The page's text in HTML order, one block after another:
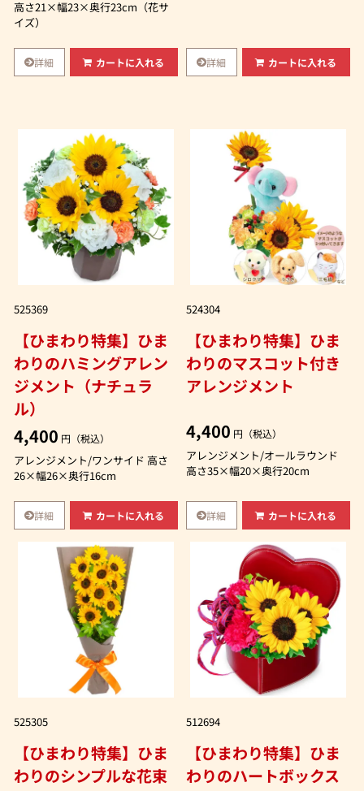
高さ21×幅23×奥行23cm（花サ
イズ）
詳細 カートに入れる 詳細 カートに入れる
525369
【ひまわり特集】ひま
わりのハミングアレン
ジメント（ナチュラ
ル）
4,400 円（税込）
アレンジメント/ワンサイド 高さ
26×幅26×奥行16cm
詳細 カートに入れる
524304
【ひまわり特集】ひま
わりのマスコット付き
アレンジメント
4,400 円（税込）
アレンジメント/オールラウンド
高さ35×幅20×奥行20cm
詳細 カートに入れる
525305
【ひまわり特集】ひま
わりのシンプルな花束
512694
【ひまわり特集】ひま
わりのハートボックス